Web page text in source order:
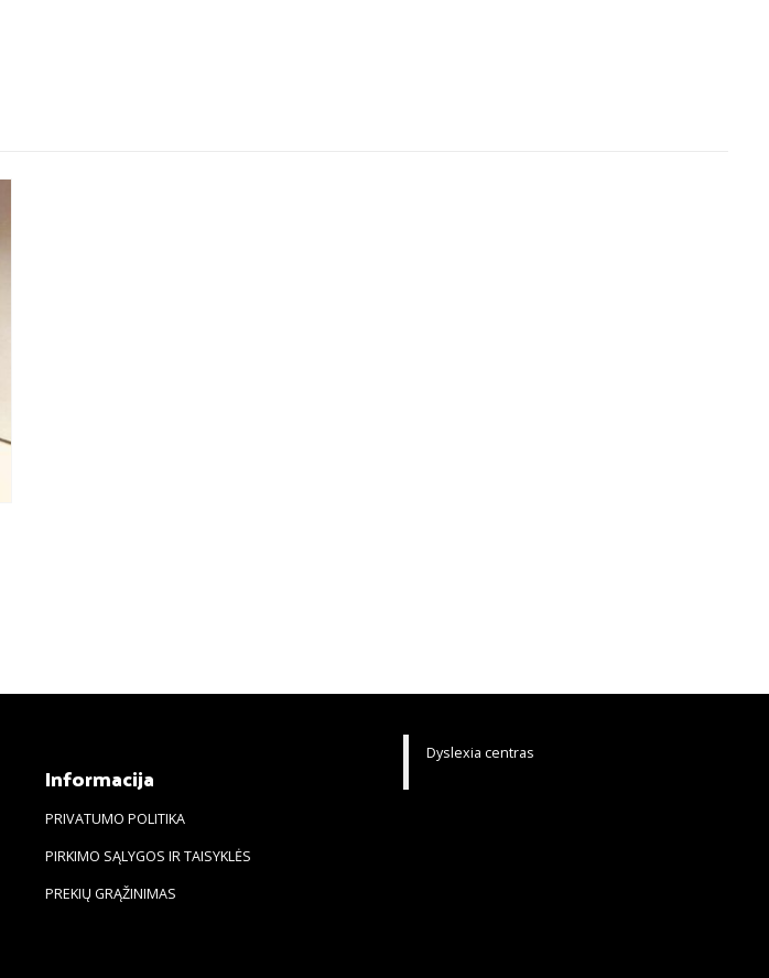
Informacija
PRIVATUMO POLITIKA
PIRKIMO SĄLYGOS IR TAISYKLĖS
PREKIŲ GRĄŽINIMAS
Dyslexia centras